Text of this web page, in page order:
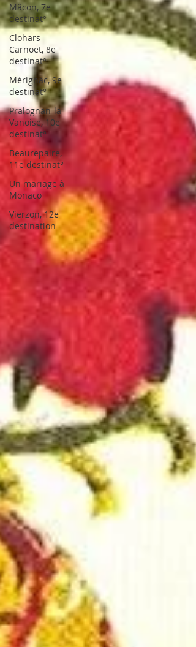
Mâcon, 7e
destinat°
Clohars-
Carnoët, 8e
destinat°
Mérignac, 9e
destinat°
Pralognan-la-
Vanoise, 10e
destinat°
Beaurepaire,
11e destinat°
Un mariage à
Monaco
Vierzon, 12e
destination